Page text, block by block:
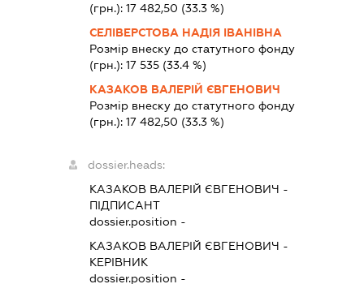
(грн.):17 482,50 (33.3 %)
СЕЛІВЕРСТОВА НАДІЯ ІВАНІВНА
Розмір внеску до статутного фонду
(грн.):17 535 (33.4 %)
КАЗАКОВ ВАЛЕРІЙ ЄВГЕНОВИЧ
Розмір внеску до статутного фонду
(грн.):17 482,50 (33.3 %)
dossier.heads:
КАЗАКОВ ВАЛЕРІЙ ЄВГЕНОВИЧ -
ПІДПИСАНТ
dossier.position -
КАЗАКОВ ВАЛЕРІЙ ЄВГЕНОВИЧ -
КЕРІВНИК
dossier.position -